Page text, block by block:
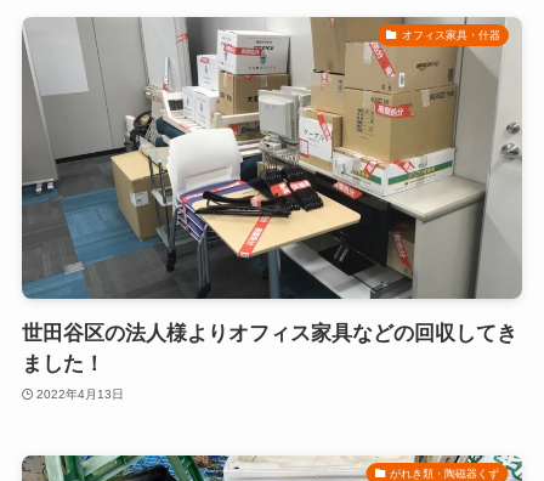
オフィス家具・什器
世田谷区の法人様よりオフィス家具などの回収してき
ました！
2022年4月13日
がれき類・陶磁器くず